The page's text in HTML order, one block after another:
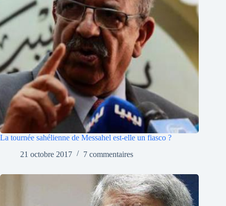
La tournée sahélienne de Messahel est-elle un fiasco ?
21 octobre 2017
7 commentaires